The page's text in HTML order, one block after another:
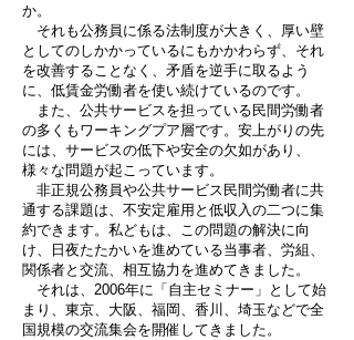
か。
それも公務員に係る法制度が大きく、厚い壁
としてのしかかっているにもかかわらず、それ
を改善することなく、矛盾を逆手に取るよう
に、低賃金労働者を使い続けているのです。
また、公共サービスを担っている民間労働者
の多くもワーキングプア層です。安上がりの先
には、サービスの低下や安全の欠如があり、
様々な問題が起こっています。
非正規公務員や公共サービス民間労働者に共
通する課題は、不安定雇用と低収入の二つに集
約できます。私どもは、この問題の解決に向
け、日夜たたかいを進めている当事者、労組、
関係者と交流、相互協力を進めてきました。
それは、2006年に「自主セミナー」として始
まり、東京、大阪、福岡、香川、埼玉などで全
国規模の交流集会を開催してきました。